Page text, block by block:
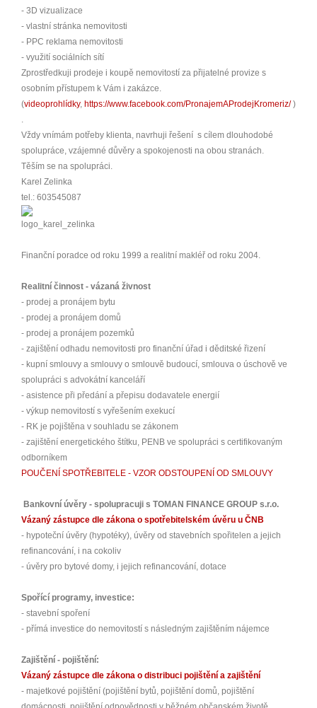
- 3D vizualizace
- vlastní stránka nemovitosti
- PPC reklama nemovitosti
- využití sociálních sítí
Zprostředkuji prodeje i koupě nemovitostí za přijatelné provize s
osobním přístupem k Vám i zakázce.
(videoprohlídky, https://www.facebook.com/PronajemAProdejKromeriz/)
Vždy vnímám potřeby klienta, navrhuji řešení s cílem dlouhodobé
spolupráce, vzájemné důvěry a spokojenosti na obou stranách.
Těším se na spolupráci.
Karel Zelinka
tel.: 603545087
Finanční poradce od roku 1999 a realitní makléř od roku 2004.
Realitní činnost - vázaná živnost
- prodej a pronájem bytu
- prodej a pronájem domů
- prodej a pronájem pozemků
- zajištění odhadu nemovitosti pro finanční úřad i děditské řizení
- kupní smlouvy a smlouvy o smlouvě budoucí, smlouva o úschově ve
spolupráci s advokátní kanceláří
- asistence při předání a přepisu dodavatele energií
- výkup nemovitostí s vyřešením exekucí
- RK je pojištěna v souhladu se zákonem
- zajištění energetického štítku, PENB ve spolupráci s certifikovaným
odborníkem
POUČENÍ SPOTŘEBITELE - VZOR ODSTOUPENÍ OD SMLOUVY
Bankovní úvěry - spolupracuji s TOMAN FINANCE GROUP s.r.o.
Vázaný zástupce dle zákona o spotřebitelském úvěru u ČNB
- hypoteční úvěry (hypotéky), úvěry od stavebních spořitelen a jejich
refinancování, i na cokoliv
- úvěry pro bytové domy, i jejich refinancování, dotace
Spořící programy, investice:
- stavební spoření
- přímá investice do nemovitostí s následným zajištěním nájemce
Zajištění - pojištění:
Vázaný zástupce dle zákona o distribuci pojištění a zajištění
- majetkové pojištění (pojištění bytů, pojištění domů, pojištění